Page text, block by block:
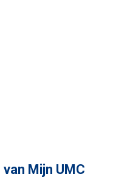
Mijn UMC